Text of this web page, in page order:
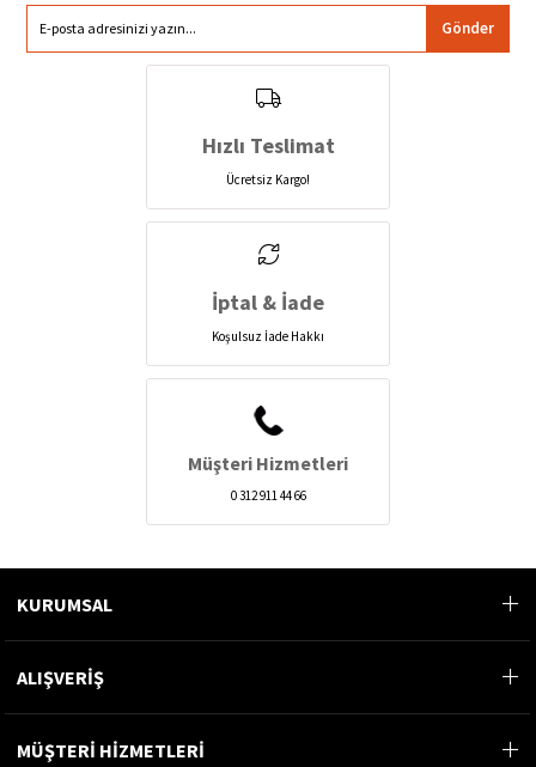
Gönder
Hızlı Teslimat
Ücretsiz Kargo!
İptal & İade
Koşulsuz İade Hakkı
Müşteri Hizmetleri
0 312 911 44 66
KURUMSAL
ALIŞVERİŞ
MÜŞTERİ HİZMETLERİ